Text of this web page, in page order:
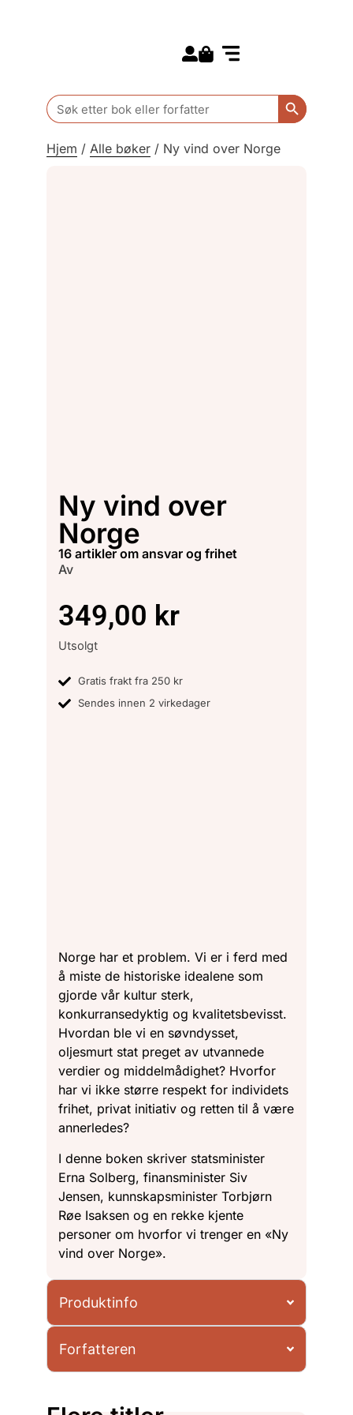
Search
for:
Search
Hjem / Alle bøker / Ny vind over Norge
Ny vind over
Norge
16 artikler om ansvar og frihet
Av
349,00 kr
Utsolgt
Gratis frakt fra 250 kr
Sendes innen 2 virkedager
Norge har et problem. Vi er i ferd med
å miste de historiske idealene som
gjorde vår kultur sterk,
konkurransedyktig og kvalitetsbevisst.
Hvordan ble vi en søvndysset,
oljesmurt stat preget av utvannede
verdier og middelmådighet? Hvorfor
har vi ikke større respekt for individets
frihet, privat initiativ og retten til å være
annerledes?
I denne boken skriver statsminister
Erna Solberg, finansminister Siv
Jensen, kunnskapsminister Torbjørn
Røe Isaksen og en rekke kjente
personer om hvorfor vi trenger en «Ny
vind over Norge».
Produktinfo
Forfatteren